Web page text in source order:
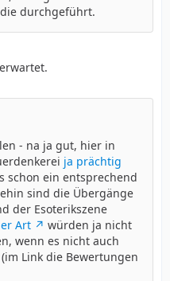
durchgeführt.
- na ja gut, hier in
ja prächtig
schon ein entsprechend
sind die Übergänge
der Esoterikszene
Art
würden ja nicht
wenn es nicht auch
Link die Bewertungen